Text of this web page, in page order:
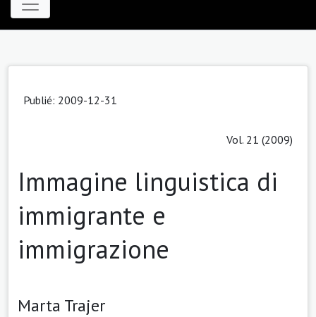
Publié: 2009-12-31
Vol. 21 (2009)
Immagine linguistica di
immigrante e
immigrazione
Marta Trajer